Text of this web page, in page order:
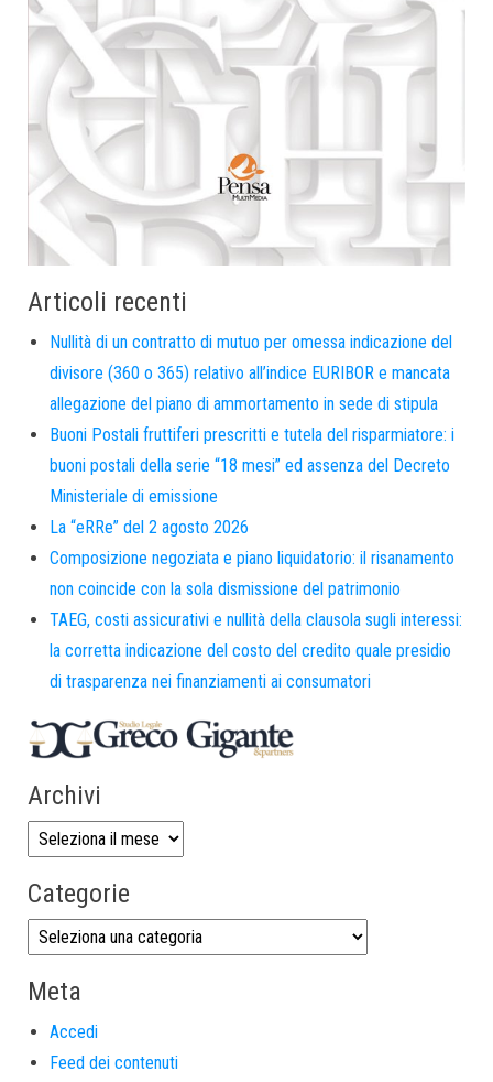
Articoli recenti
Nullità di un contratto di mutuo per omessa indicazione del
divisore (360 o 365) relativo all’indice EURIBOR e mancata
allegazione del piano di ammortamento in sede di stipula
Buoni Postali fruttiferi prescritti e tutela del risparmiatore: i
buoni postali della serie “18 mesi” ed assenza del Decreto
Ministeriale di emissione
La “eRRe” del 2 agosto 2026
Composizione negoziata e piano liquidatorio: il risanamento
non coincide con la sola dismissione del patrimonio
TAEG, costi assicurativi e nullità della clausola sugli interessi:
la corretta indicazione del costo del credito quale presidio
di trasparenza nei finanziamenti ai consumatori
Archivi
Categorie
Meta
Accedi
Feed dei contenuti